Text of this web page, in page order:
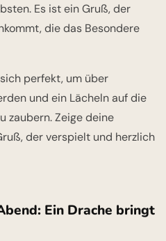
Es ist ein Gruß, der
die das Besondere
perfekt, um über
und ein Lächeln auf die
zaubern. Zeige deine
der verspielt und herzlich
Ein Drache bringt